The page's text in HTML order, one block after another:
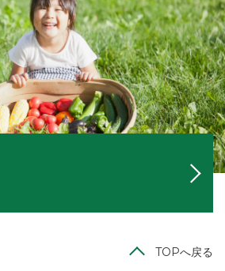
TOPへ戻る